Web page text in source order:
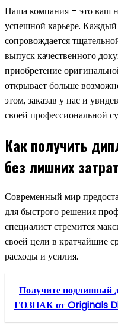
Наша компания – это ваш
успешной карьере. Каждый
сопровождается
выпуск качественного
приобретение
открывает больше
этом, заказав у нас и
своей профессиональной
Как получить
без лишних
Современный мир
для быстрого решения
специалист стремится
своей цели в
расходы и усилия.
Получите подлинный
ГОЗНАК от Originals